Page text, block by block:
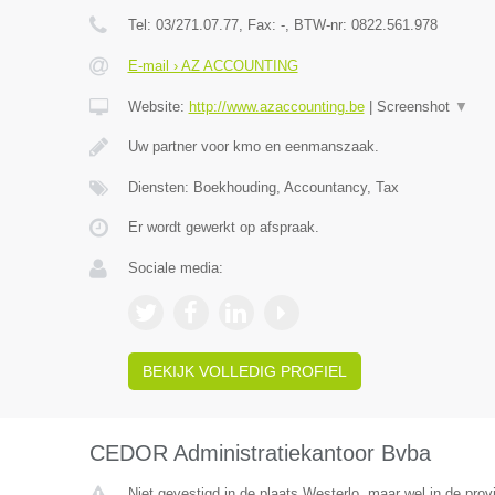
Tel: 03/271.07.77, Fax: -, BTW-nr: 0822.561.978
E-mail › AZ ACCOUNTING
Website: http://www.azaccounting.be| Screenshot ▼
Uw partner voor kmo en eenmanszaak.
Diensten: Boekhouding, Accountancy, Tax
Er wordt gewerkt op afspraak.
Sociale media:
BEKIJK VOLLEDIG PROFIEL
CEDOR Administratiekantoor Bvba